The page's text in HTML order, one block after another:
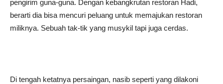
pengirim guna-guna. Dengan kebangkrutan restoran Hadi,
berarti dia bisa mencuri peluang untuk memajukan restoran
miliknya. Sebuah tak-tik yang musykil tapi juga cerdas.
Di tengah ketatnya persaingan, nasib seperti yang dilakoni